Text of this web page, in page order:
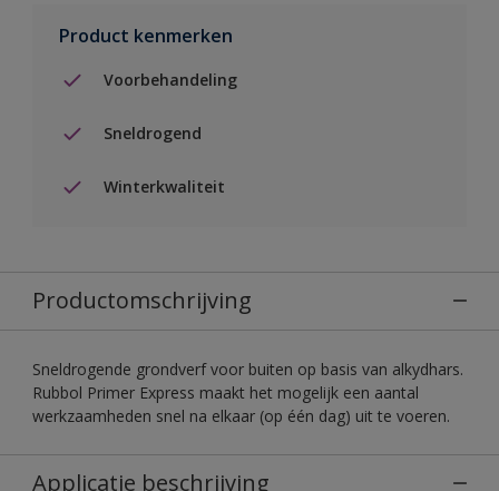
Product kenmerken
Voorbehandeling
Sneldrogend
Winterkwaliteit
Productomschrijving
Sneldrogende grondverf voor buiten op basis van alkydhars.
Rubbol Primer Express maakt het mogelijk een aantal
werkzaamheden snel na elkaar (op één dag) uit te voeren.
Applicatie beschrijving